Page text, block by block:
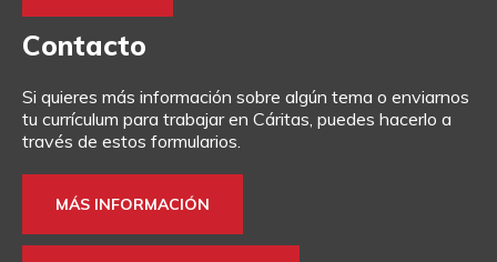
Contacto
Si quieres más información sobre algún tema o enviarnos
tu currículum para trabajar en Cáritas, puedes hacerlo a
través de estos formularios.
MÁS INFORMACIÓN